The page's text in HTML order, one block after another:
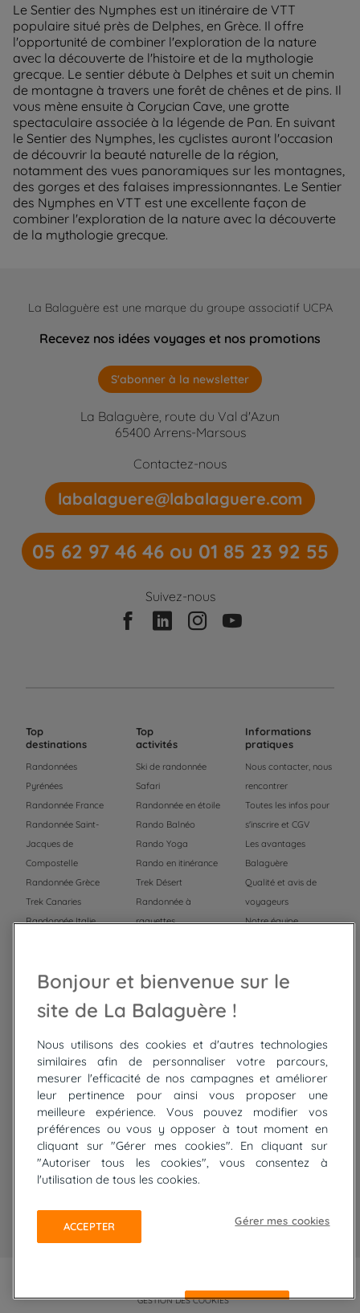
Le Sentier des Nymphes est un itinéraire de VTT
populaire situé près de Delphes, en Grèce. Il offre
l'opportunité de combiner l'exploration de la nature
avec la découverte de l'histoire et de la mythologie
grecque. Le sentier débute à Delphes et suit un chemin
de montagne à travers une forêt de chênes et de pins. Il
vous mène ensuite à Corycian Cave, une grotte
spectaculaire associée à la légende de Pan. En suivant
le Sentier des Nymphes, les cyclistes auront l'occasion
de découvrir la beauté naturelle de la région,
notamment des vues panoramiques sur les montagnes,
des gorges et des falaises impressionnantes. Le Sentier
des Nymphes en VTT est une excellente façon de
combiner l'exploration de la nature avec la découverte
de la mythologie grecque.
La Balaguère est une marque du groupe associatif UCPA
Recevez nos idées voyages et nos promotions
S'abonner à la newsletter
La Balaguère, route du Val d'Azun
65400 Arrens-Marsous
Contactez-nous
labalaguere@labalaguere.com
05 62 97 46 46 ou 01 85 23 92 55
Suivez-nous
Top
destinations
Randonnées
Pyrénées
Randonnée France
Randonnée Saint-
Jacques de
Compostelle
Randonnée Grèce
Trek Canaries
Randonnée Italie
Trek Mauritanie
Top
activités
Ski de randonnée
Safari
Randonnée en étoile
Rando Balnéo
Rando Yoga
Rando en itinérance
Trek Désert
Randonnée à
raquettes
Trek
Informations
pratiques
Nous contacter, nous
rencontrer
Toutes les infos pour
s'inscrire et CGV
Les avantages
Balaguère
Qualité et avis de
voyageurs
Notre équipe
Top
circuits
Tour du lac de Constance à vélo
Cyclades : Amorgos et Naxos
Randonnée aux Bardenas Reales
De Collioure à Cadaquès à pied
Découverte des trésors de Madère
Rando Réunion en douceur
Trek sur Tenerife
GESTION DES COOKIES
Bonjour et bienvenue sur le
site de La Balaguère !
Nous utilisons des cookies et d'autres technologies
similaires afin de personnaliser votre parcours,
mesurer l'efficacité de nos campagnes et améliorer
leur pertinence pour ainsi vous proposer une
meilleure expérience. Vous pouvez modifier vos
préférences ou vous y opposer à tout moment en
cliquant sur "Gérer mes cookies". En cliquant sur
"Autoriser tous les cookies", vous consentez à
l'utilisation de tous les cookies.
Gérer mes cookies
REFUSER
ACCEPTER